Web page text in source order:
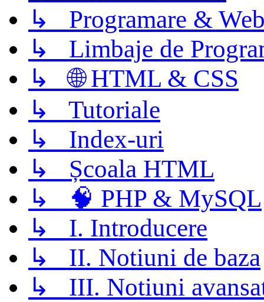
↳ Programare &
↳ Limbaje de
↳ 🌐 HTML & CSS
↳ Tutoriale
↳ Index-uri
↳ Școala HTML
↳ 🧠 PHP & MySQL
↳ I. Introducere
↳ II. Notiuni de baza
↳ III. Notiuni